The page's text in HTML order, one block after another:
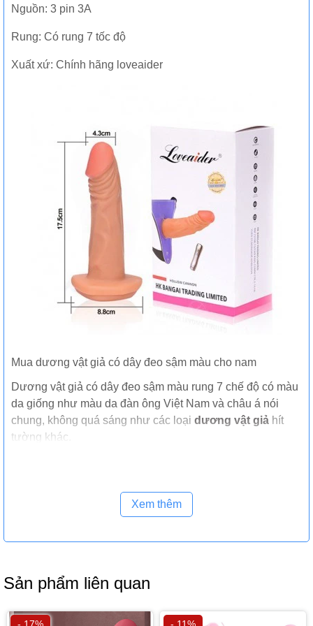
Nguồn: 3 pin 3A
Rung: Có rung 7 tốc độ
Xuất xứ: Chính hãng loveaider
Mua dương vật giả có dây đeo sậm màu cho nam
Dương vật giả có dây đeo sậm màu rung 7 chế độ có màu
da giống như màu da đàn ông Việt Nam và châu á nói
chung, không quá sáng như các loại dương vật giả hít
tường khác.
Xem thêm
Sản phẩm liên quan